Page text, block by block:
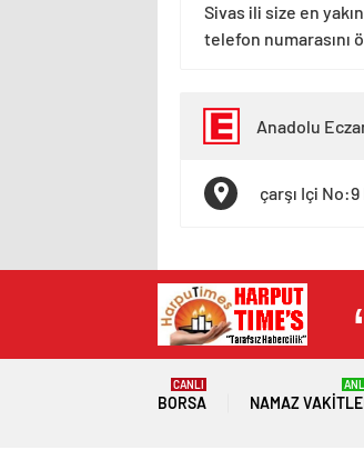
Sivas ili size en
telefon numarasını
Anadolu
çarşı Içi
BORSA
CANLI
NAMAZ